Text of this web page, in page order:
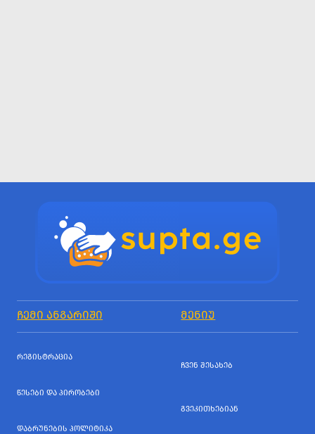
ᲩᲔᲛᲘ ᲐᲜᲒᲐᲠᲘᲨᲘ ᲛᲔᲜᲘᲣ
ᲠᲔᲒᲘᲡᲢᲠᲐᲪᲘᲐ
ᲬᲔᲡᲔᲑᲘ ᲓᲐ ᲞᲘᲠᲝᲑᲔᲑᲘ
ᲓᲐᲑᲠᲣᲜᲔᲑᲘᲡ ᲞᲝᲚᲘᲢᲘᲙᲐ
ᲩᲕᲔᲜ ᲨᲔᲡᲐᲮᲔᲑ
ᲒᲕᲔᲙᲘᲗᲮᲔᲑᲘᲐᲜ